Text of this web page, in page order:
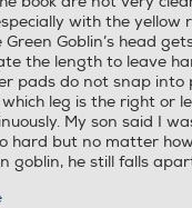
with the yellow
Goblin’s head
the length to leave
pads do not snap into
leg is the right or
My son said I
hard but no matter
goblin, he still falls